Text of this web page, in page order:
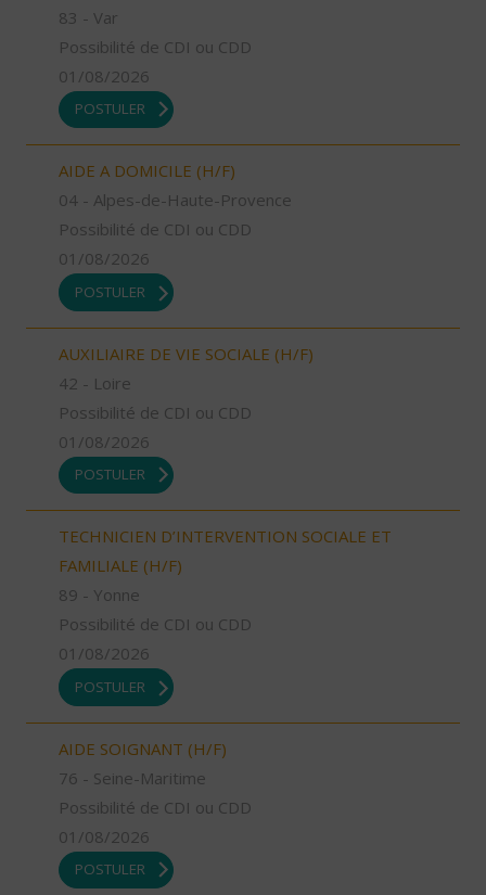
83 - Var
Possibilité de CDI ou CDD
01/08/2026
POSTULER
AIDE A DOMICILE (H/F)
04 - Alpes-de-Haute-Provence
Possibilité de CDI ou CDD
01/08/2026
POSTULER
AUXILIAIRE DE VIE SOCIALE (H/F)
42 - Loire
Possibilité de CDI ou CDD
01/08/2026
POSTULER
TECHNICIEN D’INTERVENTION SOCIALE ET
FAMILIALE (H/F)
89 - Yonne
Possibilité de CDI ou CDD
01/08/2026
POSTULER
AIDE SOIGNANT (H/F)
76 - Seine-Maritime
Possibilité de CDI ou CDD
01/08/2026
POSTULER